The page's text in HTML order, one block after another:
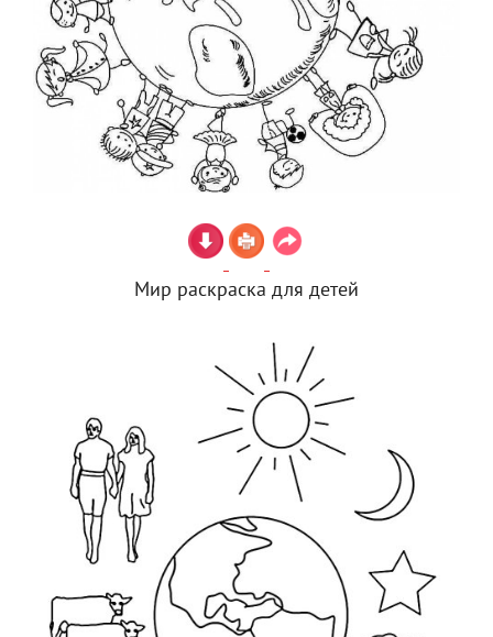
Мир раскраска для детей